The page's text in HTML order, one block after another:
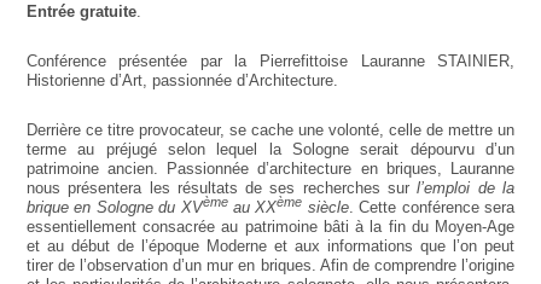
Entrée gratuite.
Conférence présentée par la Pierrefittoise Lauranne STAINIER,
Historienne d’Art, passionnée d’Architecture.
Derrière ce titre provocateur, se cache une volonté, celle de mettre un
terme au préjugé selon lequel la Sologne serait dépourvu d’un
patrimoine ancien. Passionnée d’architecture en briques, Lauranne
nous présentera les résultats de ses recherches surl’emploi de la
brique en Sologne du XVèmeau XXème siècle. Cette conférence sera
essentiellement consacrée au patrimoine bâti à la fin du Moyen-Age
et au début de l’époque Moderne et aux informations que l’on peut
tirer de l’observation d’un mur en briques. Afin de comprendre l’origine